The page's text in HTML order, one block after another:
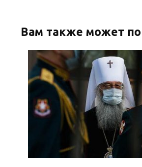
Вам также может